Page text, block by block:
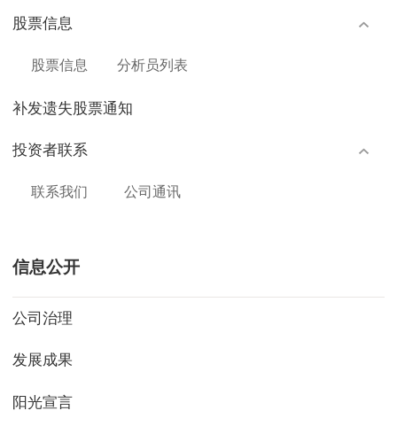
股票信息
股票信息 分析员列表
补发遗失股票通知
投资者联系
联系我们 公司通讯
信息公开
公司治理
发展成果
阳光宣言